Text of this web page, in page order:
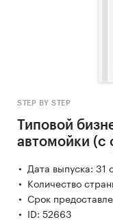
STEP BY STEP
Типовой
автомойки (с
Дата выпуска: 31
Количество
Срок
ID: 52663